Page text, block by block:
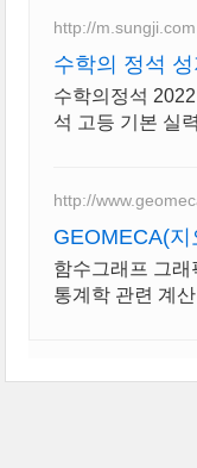
http://m.sungji.com
수학의 정석
수학의정석
석 고등 기본 실
http://
GEOMECA(지
함수그래프 그
통계학 관련 계